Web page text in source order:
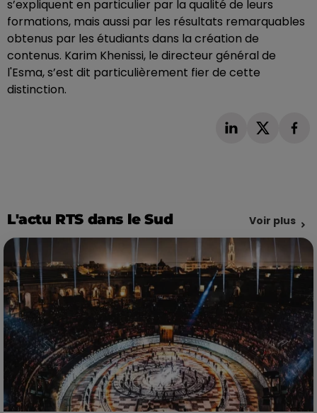
s’expliquent en particulier par la qualité de leurs
formations, mais aussi par les résultats remarquables
obtenus par les étudiants dans la création de
contenus. Karim Khenissi, le directeur général de
l'Esma, s’est dit particulièrement fier de cette
distinction.
L'actu RTS dans le Sud Voir plus